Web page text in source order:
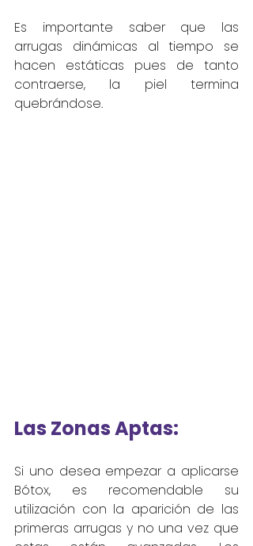
Es importante saber que las
arrugas dinámicas al tiempo se
hacen estáticas pues de tanto
contraerse, la piel termina
quebrándose.
Las Zonas Aptas:
Si uno desea empezar a aplicarse
Bótox, es recomendable su
utilización con la aparición de las
primeras arrugas y no una vez que